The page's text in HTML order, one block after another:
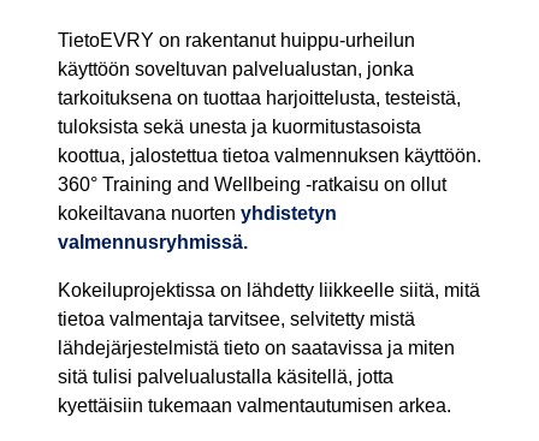
TietoEVRY on rakentanut huippu-urheilun
käyttöön soveltuvan palvelualustan, jonka
tarkoituksena on tuottaa harjoittelusta, testeistä,
tuloksista sekä unesta ja kuormitustasoista
koottua, jalostettua tietoa valmennuksen käyttöön.
360° Training and Wellbeing -ratkaisu on ollut
kokeiltavana nuorten yhdistetyn
valmennusryhmissä.
Kokeiluprojektissa on lähdetty liikkeelle siitä, mitä
tietoa valmentaja tarvitsee, selvitetty mistä
lähdejärjestelmistä tieto on saatavissa ja miten
sitä tulisi palvelualustalla käsitellä, jotta
kyettäisiin tukemaan valmentautumisen arkea.